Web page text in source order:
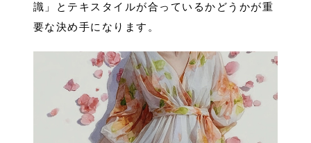
識」とテキスタイルが合っているかどうかが重
要な決め手になります。